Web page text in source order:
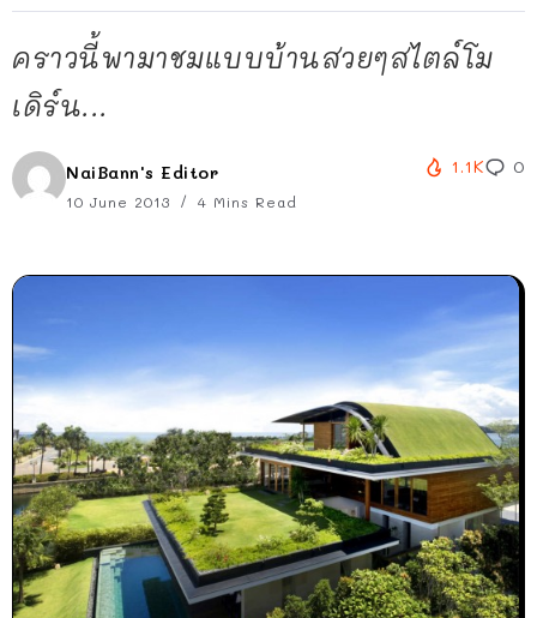
คราวนี้พามาชมแบบบ้านสวยๆสไตล์โม
เดิร์น...
NaiBann's Editor
10 June 2013 4 Mins Read
1.1K 0